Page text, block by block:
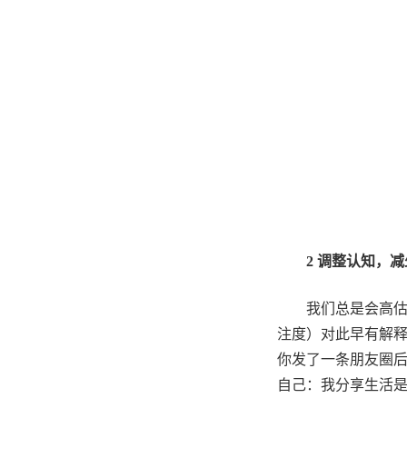
2 调整认知，
我们总是会高
注度）对此早有解
你发了一条朋友圈
自己：我分享生活